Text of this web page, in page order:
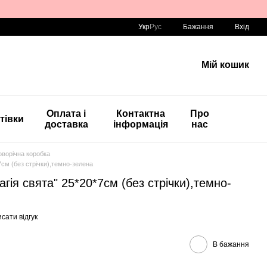
УкрРус Бажання Вхід
Мій кошик
Оплата і
доставка
Контактна
інформація
Про
нас
коробка
(без стрічки),темно-зелена
свята" 25*20*7см (без стрічки),темно-
відгук
В бажання